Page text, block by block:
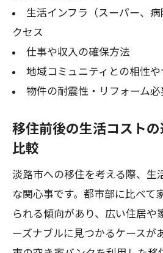
生活インフラ（スーパー、
クセス
仕事や収入の確保方法
地域コミュニティとの相性
物件の耐震性・リフォーム必
移住前後の生活コスト
比較
淡路市への移住を考える際、生
な関心事です。都市部に比べて
られる傾向があり、広い住居や
ーズナブルに見つかるケースが